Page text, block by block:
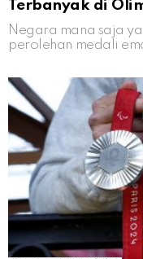
Terbanyak di
Negara mana saja
perolehan medali